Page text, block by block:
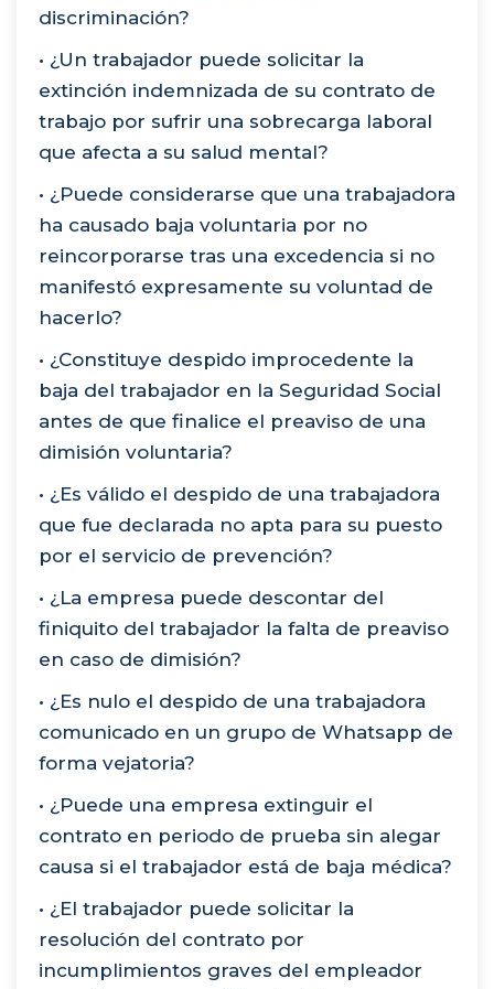
discriminación?
• ¿Un trabajador puede solicitar la
extinción indemnizada de su contrato de
trabajo por sufrir una sobrecarga laboral
que afecta a su salud mental?
• ¿Puede considerarse que una trabajadora
ha causado baja voluntaria por no
reincorporarse tras una excedencia si no
manifestó expresamente su voluntad de
hacerlo?
• ¿Constituye despido improcedente la
baja del trabajador en la Seguridad Social
antes de que finalice el preaviso de una
dimisión voluntaria?
• ¿Es válido el despido de una trabajadora
que fue declarada no apta para su puesto
por el servicio de prevención?
• ¿La empresa puede descontar del
finiquito del trabajador la falta de preaviso
en caso de dimisión?
• ¿Es nulo el despido de una trabajadora
comunicado en un grupo de Whatsapp de
forma vejatoria?
• ¿Puede una empresa extinguir el
contrato en periodo de prueba sin alegar
causa si el trabajador está de baja médica?
• ¿El trabajador puede solicitar la
resolución del contrato por
incumplimientos graves del empleador